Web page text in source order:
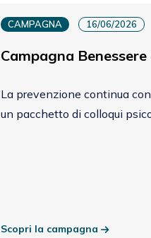
CAMPAGNA 16/06/2026
Campagna
La prevenzione continua
un pacchetto di colloqui
Scopri la campagna